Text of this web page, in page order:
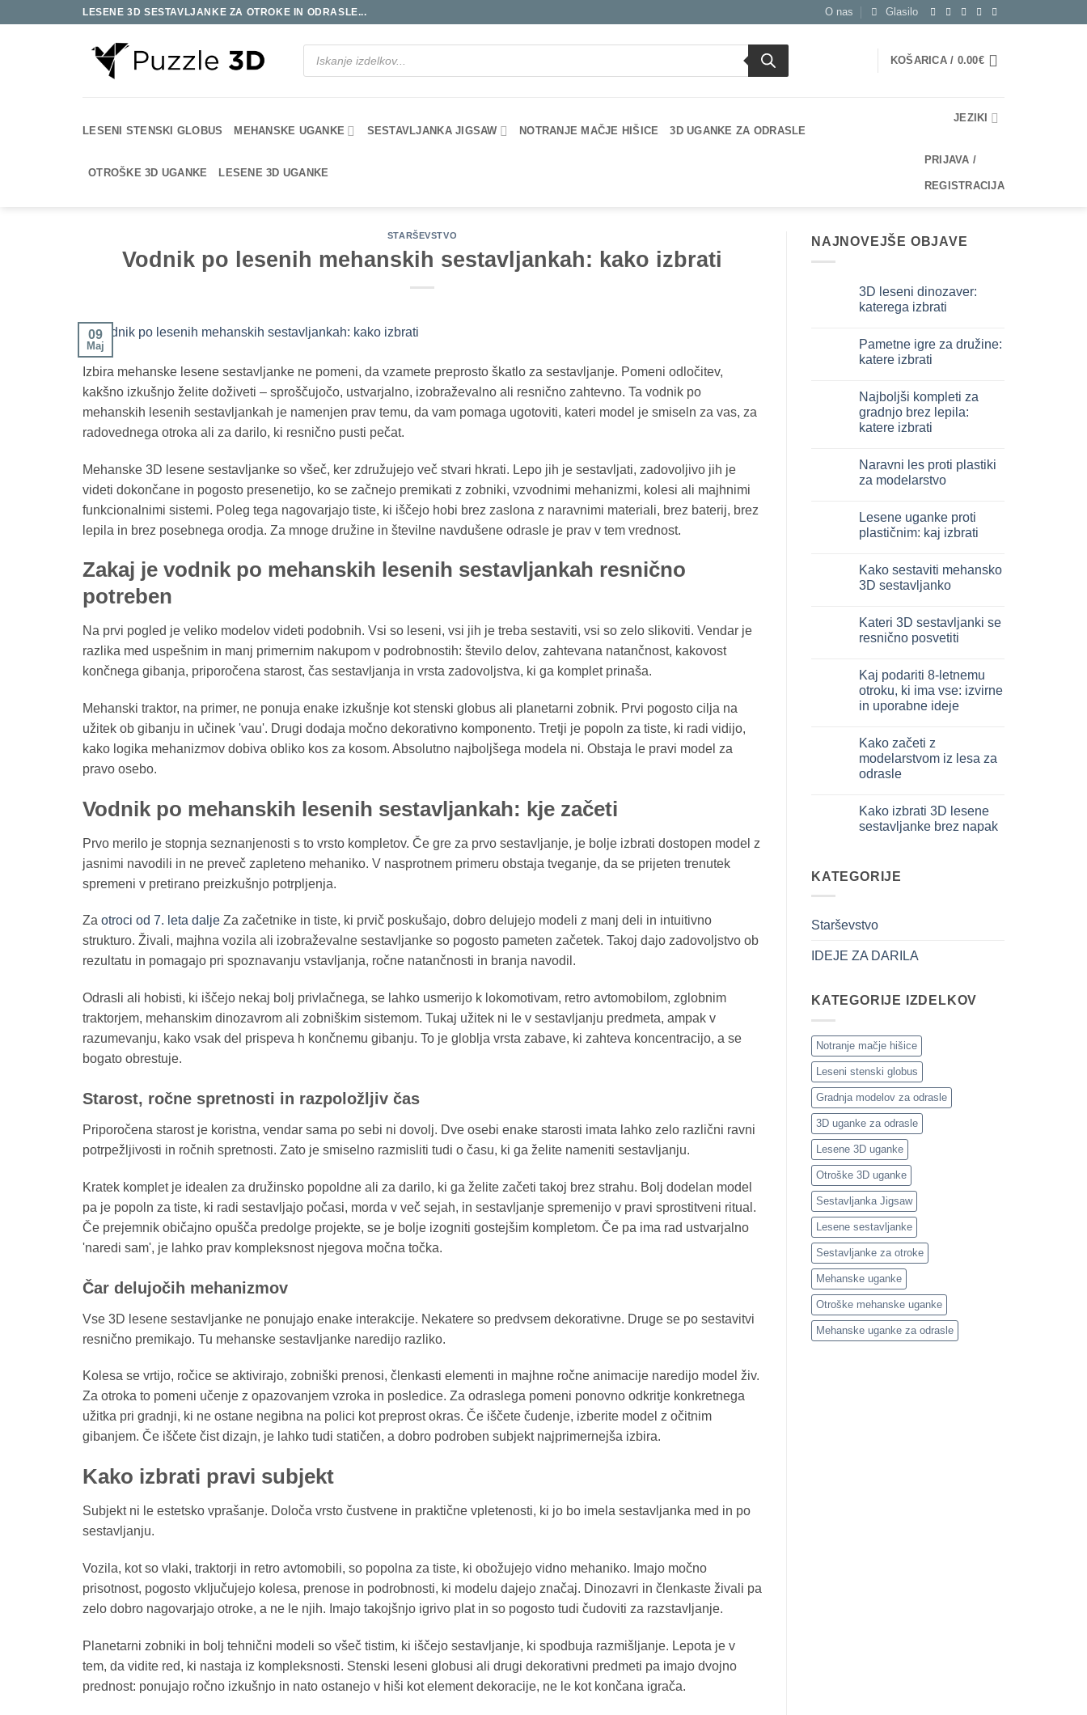
LESENE 3D SESTAVLJANKE ZA OTROKE IN ODRASLE... O nas Glasilo
Products
search
KOŠARICA / 0.00€
LESENI STENSKI GLOBUS MEHANSKE UGANKE SESTAVLJANKA JIGSAW NOTRANJE MAČJE HIŠICE 3D UGANKE ZA ODRASLE
OTROŠKE 3D UGANKE LESENE 3D UGANKE
JEZIKI
PRIJAVA /
REGISTRACIJA
STARŠEVSTVO
Vodnik po lesenih mehanskih sestavljankah: kako izbrati
09
Maj
Izbira mehanske lesene sestavljanke ne pomeni, da vzamete preprosto škatlo za sestavljanje. Pomeni odločitev,
kakšno izkušnjo želite doživeti – sproščujočo, ustvarjalno, izobraževalno ali resnično zahtevno. Ta vodnik po
mehanskih lesenih sestavljankah je namenjen prav temu, da vam pomaga ugotoviti, kateri model je smiseln za vas, za
radovednega otroka ali za darilo, ki resnično pusti pečat.
Mehanske 3D lesene sestavljanke so všeč, ker združujejo več stvari hkrati. Lepo jih je sestavljati, zadovoljivo jih je
videti dokončane in pogosto presenetijo, ko se začnejo premikati z zobniki, vzvodnimi mehanizmi, kolesi ali majhnimi
funkcionalnimi sistemi. Poleg tega nagovarjajo tiste, ki iščejo hobi brez zaslona z naravnimi materiali, brez baterij, brez
lepila in brez posebnega orodja. Za mnoge družine in številne navdušene odrasle je prav v tem vrednost.
Zakaj je vodnik po mehanskih lesenih sestavljankah resnično
potreben
Na prvi pogled je veliko modelov videti podobnih. Vsi so leseni, vsi jih je treba sestaviti, vsi so zelo slikoviti. Vendar je
razlika med uspešnim in manj primernim nakupom v podrobnostih: število delov, zahtevana natančnost, kakovost
končnega gibanja, priporočena starost, čas sestavljanja in vrsta zadovoljstva, ki ga komplet prinaša.
Mehanski traktor, na primer, ne ponuja enake izkušnje kot stenski globus ali planetarni zobnik. Prvi pogosto cilja na
užitek ob gibanju in učinek 'vau'. Drugi dodaja močno dekorativno komponento. Tretji je popoln za tiste, ki radi vidijo,
kako logika mehanizmov dobiva obliko kos za kosom. Absolutno najboljšega modela ni. Obstaja le pravi model za
pravo osebo.
Vodnik po mehanskih lesenih sestavljankah: kje začeti
Prvo merilo je stopnja seznanjenosti s to vrsto kompletov. Če gre za prvo sestavljanje, je bolje izbrati dostopen model z
jasnimi navodili in ne preveč zapleteno mehaniko. V nasprotnem primeru obstaja tveganje, da se prijeten trenutek
spremeni v pretirano preizkušnjo potrpljenja.
Za otroci od 7. leta dalje Za začetnike in tiste, ki prvič poskušajo, dobro delujejo modeli z manj deli in intuitivno
strukturo. Živali, majhna vozila ali izobraževalne sestavljanke so pogosto pameten začetek. Takoj dajo zadovoljstvo ob
rezultatu in pomagajo pri spoznavanju vstavljanja, ročne natančnosti in branja navodil.
Odrasli ali hobisti, ki iščejo nekaj bolj privlačnega, se lahko usmerijo k lokomotivam, retro avtomobilom, zglobnim
traktorjem, mehanskim dinozavrom ali zobniškim sistemom. Tukaj užitek ni le v sestavljanju predmeta, ampak v
razumevanju, kako vsak del prispeva h končnemu gibanju. To je globlja vrsta zabave, ki zahteva koncentracijo, a se
bogato obrestuje.
Starost, ročne spretnosti in razpoložljiv čas
Priporočena starost je koristna, vendar sama po sebi ni dovolj. Dve osebi enake starosti imata lahko zelo različni ravni
potrpežljivosti in ročnih spretnosti. Zato je smiselno razmisliti tudi o času, ki ga želite nameniti sestavljanju.
Kratek komplet je idealen za družinsko popoldne ali za darilo, ki ga želite začeti takoj brez strahu. Bolj dodelan model
pa je popoln za tiste, ki radi sestavljajo počasi, morda v več sejah, in sestavljanje spremenijo v pravi sprostitveni ritual.
Če prejemnik običajno opušča predolge projekte, se je bolje izogniti gostejšim kompletom. Če pa ima rad ustvarjalno
'naredi sam', je lahko prav kompleksnost njegova močna točka.
Čar delujočih mehanizmov
Vse 3D lesene sestavljanke ne ponujajo enake interakcije. Nekatere so predvsem dekorativne. Druge se po sestavitvi
resnično premikajo. Tu mehanske sestavljanke naredijo razliko.
Kolesa se vrtijo, ročice se aktivirajo, zobniški prenosi, členkasti elementi in majhne ročne animacije naredijo model živ.
Za otroka to pomeni učenje z opazovanjem vzroka in posledice. Za odraslega pomeni ponovno odkritje konkretnega
užitka pri gradnji, ki ne ostane negibna na polici kot preprost okras. Če iščete čudenje, izberite model z očitnim
gibanjem. Če iščete čist dizajn, je lahko tudi statičen, a dobro podroben subjekt najprimernejša izbira.
Kako izbrati pravi subjekt
Subjekt ni le estetsko vprašanje. Določa vrsto čustvene in praktične vpletenosti, ki jo bo imela sestavljanka med in po
sestavljanju.
Vozila, kot so vlaki, traktorji in retro avtomobili, so popolna za tiste, ki obožujejo vidno mehaniko. Imajo močno
prisotnost, pogosto vključujejo kolesa, prenose in podrobnosti, ki modelu dajejo značaj. Dinozavri in členkaste živali pa
zelo dobro nagovarjajo otroke, a ne le njih. Imajo takojšnjo igrivo plat in so pogosto tudi čudoviti za razstavljanje.
Planetarni zobniki in bolj tehnični modeli so všeč tistim, ki iščejo sestavljanje, ki spodbuja razmišljanje. Lepota je v
tem, da vidite red, ki nastaja iz kompleksnosti. Stenski leseni globusi ali drugi dekorativni predmeti pa imajo dvojno
prednost: ponujajo ročno izkušnjo in nato ostanejo v hiši kot element dekoracije, ne le kot končana igrača.
NAJNOVEJŠE OBJAVE
3D leseni dinozaver:
katerega izbrati
na
Dinosauro
3D
quale
scegliere
Pametne igre za družine:
katere izbrati
na
Giochi
intelligenti
per
scegliere
Najboljši kompleti za
gradnjo brez lepila:
katere izbrati
na
kit
colla:
quali
scegliere
Naravni les proti plastiki
za modelarstvo
na
Legno
naturale
modellismo
Lesene uganke proti
plastičnim: kaj izbrati
na
Puzzle
legno
cosa
scegliere
Kako sestaviti mehansko
3D sestavljanko
na
assemblare
3D
meccanico
Kateri 3D sestavljanki se
resnično posvetiti
na
Quale
puzzle
3D
davvero
Kaj podariti 8-letnemu
otroku, ki ima vse: izvirne
in uporabne ideje
na
regalare
a
di
8
anni
originali
Kako začeti z
modelarstvom iz lesa za
odrasle
na
Come
iniziare
Kako izbrati 3D lesene
sestavljanke brez napak
Come
scegliere
senza
KATEGORIJE
Starševstvo
IDEJE ZA DARILA
KATEGORIJE IZDELKOV
Notranje mačje hišice
Leseni stenski globus
Gradnja modelov za odrasle
3D uganke za odrasle
Lesene 3D uganke
Otroške 3D uganke
Sestavljanka Jigsaw
Lesene sestavljanke
Sestavljanke za otroke
Mehanske uganke
Otroške mehanske uganke
Mehanske uganke za odrasle